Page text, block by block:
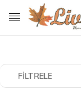
FILTRELE